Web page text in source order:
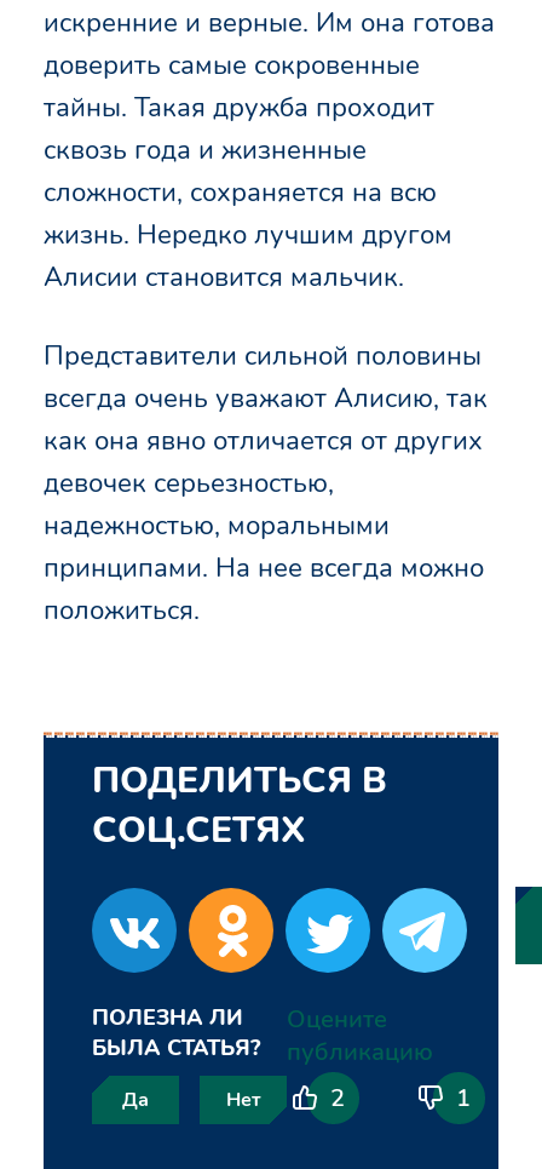
искренние и верные. Им она готова
доверить самые сокровенные
тайны. Такая дружба проходит
сквозь года и жизненные
сложности, сохраняется на всю
жизнь. Нередко лучшим другом
Алисии становится мальчик.
Представители сильной половины
всегда очень уважают Алисию, так
как она явно отличается от других
девочек серьезностью,
надежностью, моральными
принципами. На нее всегда можно
положиться.
ПОДЕЛИТЬСЯ В
СОЦ.СЕТЯХ
ПОЛЕЗНА ЛИ
БЫЛА СТАТЬЯ?
Да Нет
Оцените
публикацию
2
1